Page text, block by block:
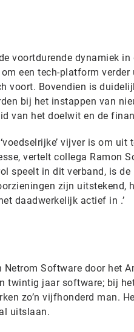
voortdurende dynamiek
een tech-platform verder
voort. Bovendien is
bij het instappen van
van het doelwit en de
vijver is om
vertelt collega Ramon
speelt in dit verband, is
zijn uitstekend,
daadwerkelijk actief in .’
Netrom Software door het
twintig jaar software; bij
zo’n vijfhonderd man.
uitslaan.